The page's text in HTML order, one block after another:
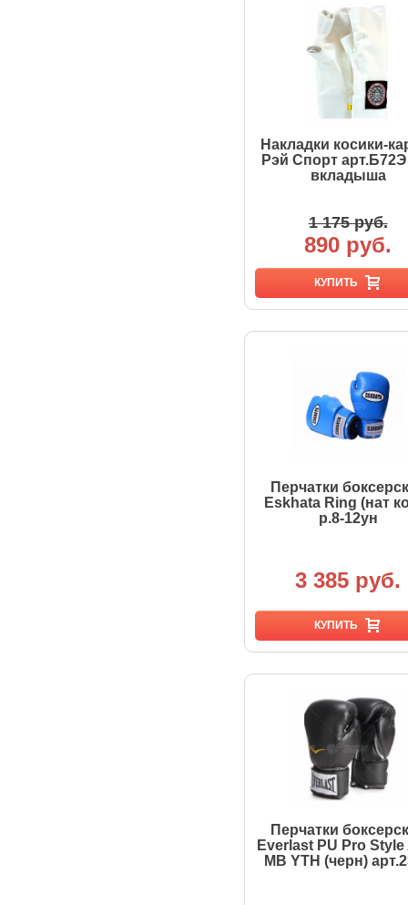
Накладки косики-
Рэй Спорт арт.Б72Э
вкладыша
1 175 руб.
890 руб.
КУПИТЬ
Перчатки
Eskhata Ring (нат
р.8-12ун
3 385 руб.
КУПИТЬ
Перчатки
Everlast PU Pro Style
MB YTH (черн)